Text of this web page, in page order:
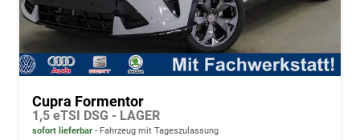
Cupra Formentor
1,5 eTSI DSG - LAGER
sofort lieferbar Fahrzeug mit Tageszulassung